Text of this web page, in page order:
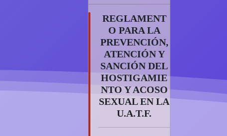
REGLAMENT
O PARA LA
PREVENCIÓN,
ATENCIÓN Y
SANCIÓN DEL
HOSTIGAMIE
NTO Y ACOSO
SEXUAL EN LA
U.A.T.F.